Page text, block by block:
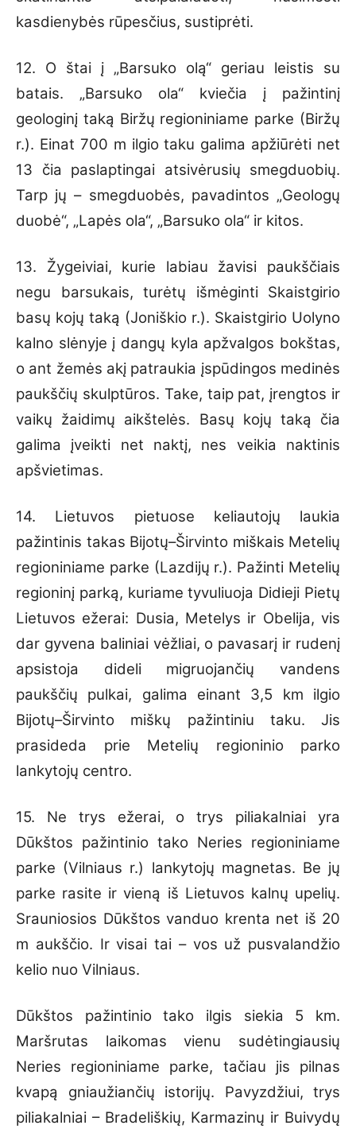
kasdienybės rūpesčius, sustiprėti.
12. O štai į „Barsuko olą“ geriau leistis su
batais. „Barsuko ola“ kviečia į pažintinį
geologinį taką Biržų regioniniame parke (Biržų
r.). Einat 700 m ilgio taku galima apžiūrėti net
13 čia paslaptingai atsivėrusių smegduobių.
Tarp jų – smegduobės, pavadintos „Geologų
duobė“, „Lapės ola“, „Barsuko ola“ ir kitos.
13. Žygeiviai, kurie labiau žavisi paukščiais
negu barsukais, turėtų išmėginti Skaistgirio
basų kojų taką (Joniškio r.). Skaistgirio Uolyno
kalno slėnyje į dangų kyla apžvalgos bokštas,
o ant žemės akį patraukia įspūdingos medinės
paukščių skulptūros. Take, taip pat, įrengtos ir
vaikų žaidimų aikštelės. Basų kojų taką čia
galima įveikti net naktį, nes veikia naktinis
apšvietimas.
14. Lietuvos pietuose keliautojų laukia
pažintinis takas Bijotų–Širvinto miškais Metelių
regioniniame parke (Lazdijų r.). Pažinti Metelių
regioninį parką, kuriame tyvuliuoja Didieji Pietų
Lietuvos ežerai: Dusia, Metelys ir Obelija, vis
dar gyvena baliniai vėžliai, o pavasarį ir rudenį
apsistoja dideli migruojančių vandens
paukščių pulkai, galima einant 3,5 km ilgio
Bijotų–Širvinto miškų pažintiniu taku. Jis
prasideda prie Metelių regioninio parko
lankytojų centro.
15. Ne trys ežerai, o trys piliakalniai yra
Dūkštos pažintinio tako Neries regioniniame
parke (Vilniaus r.) lankytojų magnetas. Be jų
parke rasite ir vieną iš Lietuvos kalnų upelių.
Srauniosios Dūkštos vanduo krenta net iš 20
m aukščio. Ir visai tai – vos už pusvalandžio
kelio nuo Vilniaus.
Dūkštos pažintinio tako ilgis siekia 5 km.
Maršrutas laikomas vienu sudėtingiausių
Neries regioniniame parke, tačiau jis pilnas
kvapą gniaužiančių istorijų. Pavyzdžiui, trys
piliakalniai – Bradeliškių, Karmazinų ir Buivydų